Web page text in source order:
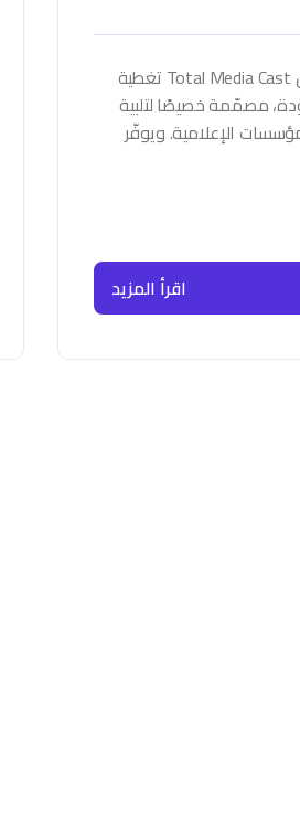
تقدّم الخدمات الإخبارية من Total Media Cast تغطية
مصمّمة خصيصًا لتلبية
الإعلامية. ويوفّر